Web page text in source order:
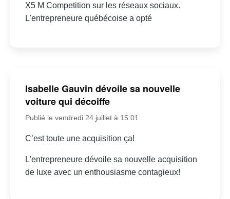
X5 M Competition sur les réseaux sociaux.
L'entrepreneure québécoise a opté
Isabelle Gauvin dévoile sa nouvelle
voiture qui décoiffe
Publié le vendredi 24 juillet à 15:01
C’est toute une acquisition ça!
L'entrepreneure dévoile sa nouvelle acquisition
de luxe avec un enthousiasme contagieux!